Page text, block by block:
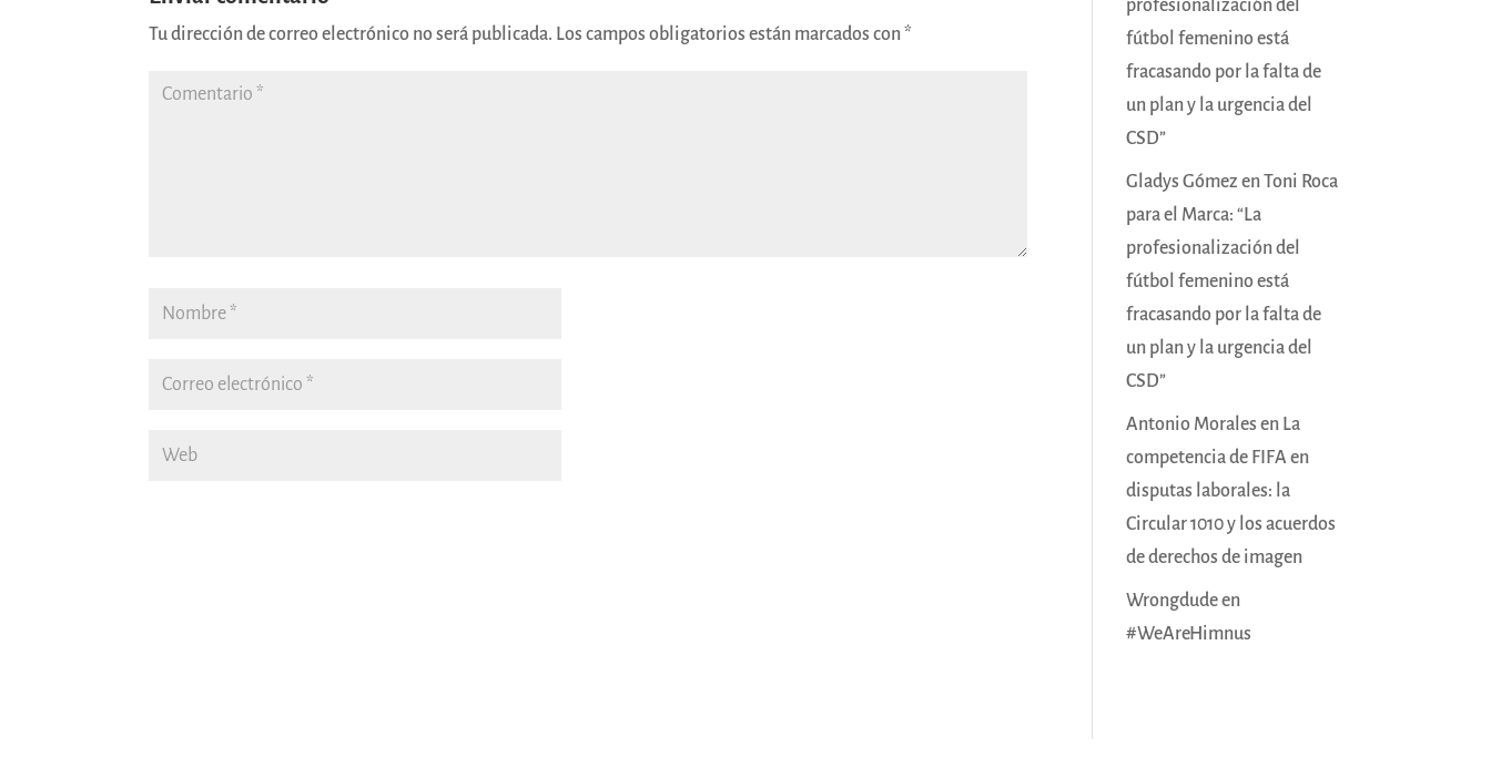
Tu dirección de correo electrónico no será publicada. Los campos obligatorios están marcados con*
profesionalización del
fútbol femenino está
fracasando por la falta de
un plan y la urgencia del
CSD”
Gladys Gómez enToni Roca
para el Marca: “La
profesionalización del
fútbol femenino está
fracasando por la falta de
un plan y la urgencia del
CSD”
Antonio Morales en La
competencia de FIFA en
disputas laborales: la
Circular 1010 y los acuerdos
de derechos de imagen
Wrongdudeen
#WeAreHimnus